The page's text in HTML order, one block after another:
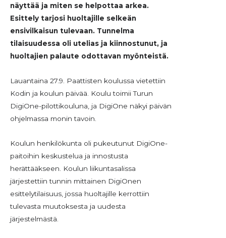
näyttää ja miten se helpottaa arkea.
Esittely tarjosi huoltajille selkeän
ensivilkaisun tulevaan. Tunnelma
tilaisuudessa oli utelias ja kiinnostunut, ja
huoltajien palaute odottavan myönteistä.
Lauantaina 27.9. Paattisten koulussa vietettiin
Kodin ja koulun päivää. Koulu toimii Turun
DigiOne-pilottikouluna, ja DigiOne näkyi päivän
ohjelmassa monin tavoin.
Koulun henkilökunta oli pukeutunut DigiOne-
paitoihin keskustelua ja innostusta
herättääkseen. Koulun liikuntasalissa
järjestettiin tunnin mittainen DigiOnen
esittelytilaisuus, jossa huoltajille kerrottiin
tulevasta muutoksesta ja uudesta
järjestelmästä.